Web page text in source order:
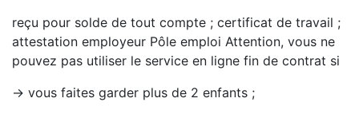
reçu pour solde de tout compte ; certificat de travail ;
attestation employeur Pôle emploi Attention, vous ne
pouvez pas utiliser le service en ligne fin de contrat si
→ vous faites garder plus de 2 enfants ;